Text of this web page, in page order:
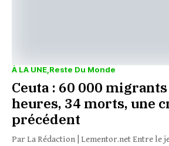
À LA UNE Reste Du Monde
Ceuta : 60 000
heures, 34 morts, une
précédent
Par La Rédaction | Lementor.net Entre le